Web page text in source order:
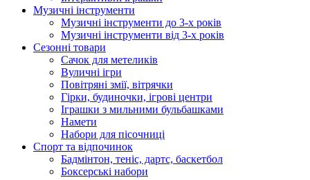
Музичні інструменти
Музичні інструменти до 3-х років
Музичні інструменти від 3-х років
Сезонні товари
Сачок для метеликів
Вуличні ігри
Повітряні змії, вітрячки
Гірки, будиночки, ігрові центри
Іграшки з мильними бульбашками
Намети
Набори для пісочниці
Спорт та відпочинок
Бадмінтон, теніс, дартс, баскетбол
Боксерські набори